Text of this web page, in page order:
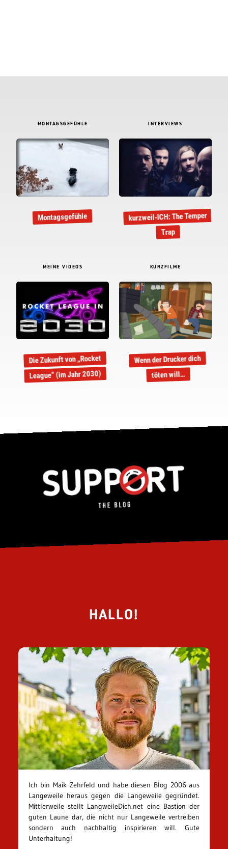
MONTAGSGEFÜHLE
Montagsgefühle
INTERVIEWS
kurzweil-ICH: The Temper
Trap
MEINE VIDEOS
Die Zukunft von „Rocket
League“ (im Jahr 2030)
KURZFILME
Wenn der Drucker dich
töten will…
HALLO!
Ich bin Maik Zehrfeld und habe diesen Blog 2006 aus
Langeweile heraus gegen die Langeweile gegründet.
Mittlerweile stellt LangweileDich.net eine Bastion der
guten Laune dar, die nicht nur Langeweile vertreiben
sondern auch nachhaltig inspirieren will. Gute
Unterhaltung!